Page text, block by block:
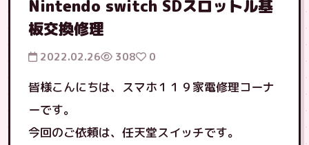
Nintendo switch SDスロットル基
板交換修理
2022.02.26 308 0
皆様こんにちは、スマホ１１９家電修理コーナ
ーです。
今回のご依頼は、任天堂スイッチです。